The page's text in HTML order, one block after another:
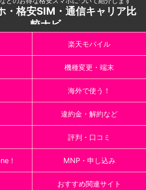
・格安SIM・通信キャリア比
較ナビ
楽天モバイル
機種変更・端末
海外で使う！
違約金・解約など
評判・口コミ
！ MNP・申し込み
おすすめ関連サイト